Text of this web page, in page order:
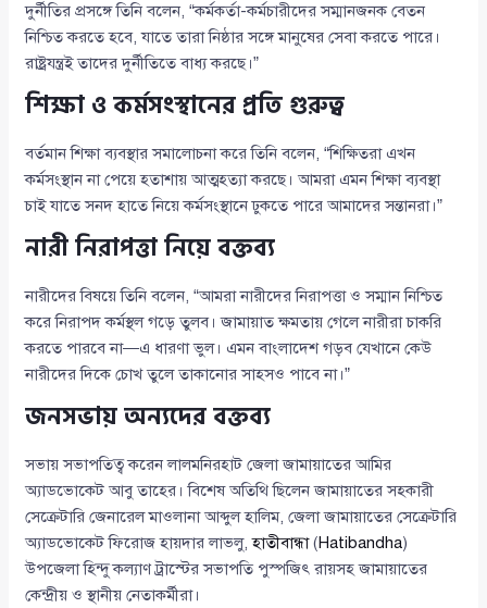
দুর্নীতির প্রসঙ্গে তিনি বলেন, “কর্মকর্তা-কর্মচারীদের সম্মানজনক বেতন
নিশ্চিত করতে হবে, যাতে তারা নিষ্ঠার সঙ্গে মানুষের সেবা করতে পারে।
রাষ্ট্রযন্ত্রই তাদের দুর্নীতিতে বাধ্য করছে।”
শিক্ষা ও কর্মসংস্থানের প্রতি গুরুত্ব
বর্তমান শিক্ষা ব্যবস্থার সমালোচনা করে তিনি বলেন, “শিক্ষিতরা এখন
কর্মসংস্থান না পেয়ে হতাশায় আত্মহত্যা করছে। আমরা এমন শিক্ষা ব্যবস্থা
চাই যাতে সনদ হাতে নিয়ে কর্মসংস্থানে ঢুকতে পারে আমাদের সন্তানরা।”
নারী নিরাপত্তা নিয়ে বক্তব্য
নারীদের বিষয়ে তিনি বলেন, “আমরা নারীদের নিরাপত্তা ও সম্মান নিশ্চিত
করে নিরাপদ কর্মস্থল গড়ে তুলব। জামায়াত ক্ষমতায় গেলে নারীরা চাকরি
করতে পারবে না—এ ধারণা ভুল। এমন বাংলাদেশ গড়ব যেখানে কেউ
নারীদের দিকে চোখ তুলে তাকানোর সাহসও পাবে না।”
জনসভায় অন্যদের বক্তব্য
সভায় সভাপতিত্ব করেন লালমনিরহাট জেলা জামায়াতের আমির
অ্যাডভোকেট আবু তাহের। বিশেষ অতিথি ছিলেন জামায়াতের সহকারী
সেক্রেটারি জেনারেল মাওলানা আব্দুল হালিম, জেলা জামায়াতের সেক্রেটারি
অ্যাডভোকেট ফিরোজ হায়দার লাভলু,হাতীবান্ধা(Hatibandha)
উপজেলা হিন্দু কল্যাণ ট্রাস্টের সভাপতি পুস্পজিৎ রায়সহ জামায়াতের
কেন্দ্রীয় ও স্থানীয় নেতাকর্মীরা।